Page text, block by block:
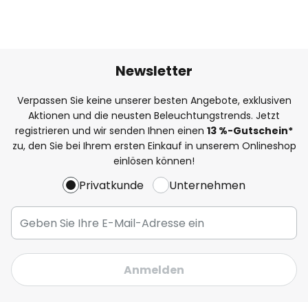
Newsletter
Verpassen Sie keine unserer besten Angebote, exklusiven
Aktionen und die neusten Beleuchtungstrends. Jetzt
registrieren und wir senden Ihnen einen 13 %-Gutschein*
zu, den Sie bei Ihrem ersten Einkauf in unserem Onlineshop
einlösen können!
Privatkunde Unternehmen
Anmelden